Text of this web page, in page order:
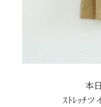
本
ｽﾄﾚｯﾁツ